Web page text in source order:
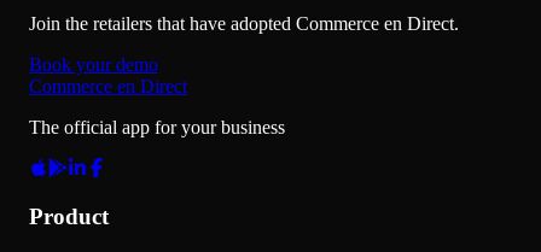
Join the retailers that have adopted Commerce en Direct.
Book your demo
Commerce en Direct
The official app for your business
Product